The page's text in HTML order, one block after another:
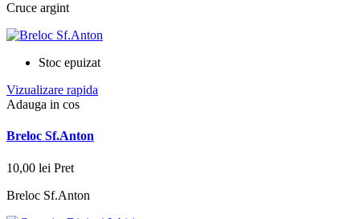
Cruce argint
Stoc epuizat
Vizualizare rapida
Adauga in cos
Breloc Sf.Anton
10,00 lei Pret
Breloc Sf.Anton